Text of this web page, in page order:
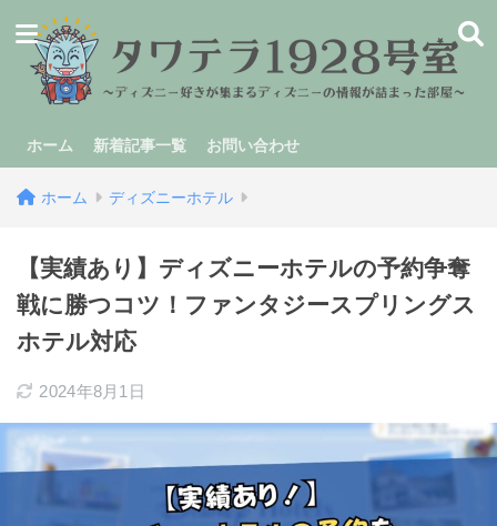
ホーム 新着記事一覧 お問い合わせ
ホーム ディズニーホテル
【実績あり】ディズニーホテルの予約争奪
戦に勝つコツ！ファンタジースプリングス
ホテル対応
2024年8月1日